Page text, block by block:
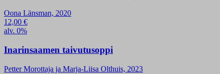
Oona Länsman, 2020
12,00 €
alv. 0%
Inarinsaamen taivutusoppi
Petter Morottaja ja Marja-Liisa Olthuis, 2023